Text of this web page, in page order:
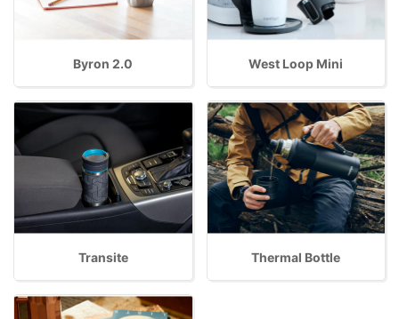
Byron 2.0 West Loop Mini
Transite Thermal Bottle